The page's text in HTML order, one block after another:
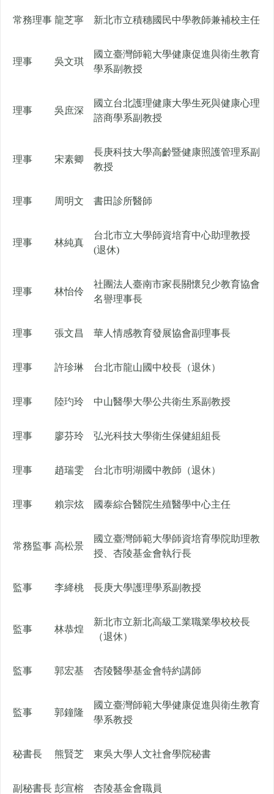
常務理事 龍芝寧 新北市立積穗國民中學教師兼補校主任
理事 吳文琪
國立臺灣師範大學健康促進與衛生教育
學系副教授
理事 吳庶深
國立台北護理健康大學生死與健康心理
諮商學系副教授
理事 宋素卿
長庚科技大學高齡暨健康照護管理系副
教授
理事 周明文 書田診所醫師
理事 林純真
台北市立大學師資培育中心助理教授
(退休)
理事 林怡伶
社團法人臺南市家長關懷兒少教育協會
名譽理事長
理事 張文昌 華人情感教育發展協會副理事長
理事 許珍琳 台北市龍山國中校長（退休）
理事 陸玓玲 中山醫學大學公共衛生系副教授
理事 廖芬玲 弘光科技大學衛生保健組組長
理事 趙瑞雯 台北市明湖國中教師（退休）
理事 賴宗炫 國泰綜合醫院生殖醫學中心主任
常務監事 高松景
國立臺灣師範大學師資培育學院助理教
授、杏陵基金會執行長
監事 李絳桃 長庚大學護理學系副教授
監事 林恭煌
新北市立新北高級工業職業學校校長
（退休）
監事 郭宏基 杏陵醫學基金會特約講師
監事 郭鐘隆
國立臺灣師範大學健康促進與衛生教育
學系教授
秘書長 熊賢芝 東吳大學人文社會學院秘書
副秘書長 彭宣榕 杏陵基金會職員